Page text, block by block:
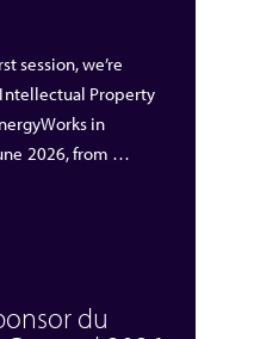
session, we’re
Property
in
2026, from …
du